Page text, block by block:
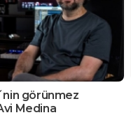
- Fransız